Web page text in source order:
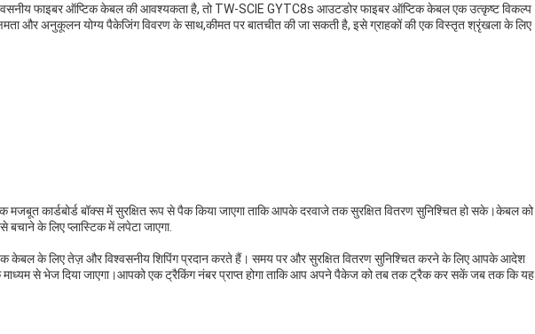
फाइबर ऑप्टिक केबल की आवश्यकता है, तो TW-SCIE GYTC8s आउटडोर फाइबर ऑप्टिक केबल एक उत्कृष्ट विकल्प
और अनुकूलन योग्य पैकेजिंग विवरण के साथ,कीमत पर बातचीत की जा सकती है, इसे ग्राहकों की एक विस्तृत श्रृंखला के लिए
मजबूत कार्डबोर्ड बॉक्स में सुरक्षित रूप से पैक किया जाएगा ताकि आपके दरवाजे तक सुरक्षित वितरण सुनिश्चित हो सके।केबल को
बचाने के लिए प्लास्टिक में लपेटा जाएगा.
केबल के लिए तेज़ और विश्वसनीय शिपिंग प्रदान करते हैं। समय पर और सुरक्षित वितरण सुनिश्चित करने के लिए आपके आदेश
माध्यम से भेज दिया जाएगा।आपको एक ट्रैकिंग नंबर प्राप्त होगा ताकि आप अपने पैकेज को तब तक ट्रैक कर सकें जब तक कि यह